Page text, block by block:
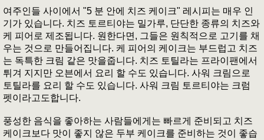
여주인들 사이에서 "5 분 안에 치즈 케이크" 레시피는 매우 인
기가 있습니다. 치즈 토르티야는 밀가루, 단단한 종류의 치즈와
케 피어로 제조됩니다. 원한다면, 그들은 원칙적으로 고기를 채
우는 것으로 만들어집니다. 케 피어의 케이크는 부드럽고 치즈
는 독특한 크림 같은 맛을줍니다. 치즈 토틸라는 프라이팬에서
튀겨 지지만 오븐에서 요리 할 수도 있습니다. 사워 크림으로
토틸라를 요리 할 수도 있습니다. 사워 크림 토르티야는 크럼
펫이라고도합니다.
풍성한 음식을 좋아하는 사람들에게는 빠르게 준비되고 치즈
케이크보다 맛이 좋지 않은 두부 케이크를 준비하는 것이 좋습